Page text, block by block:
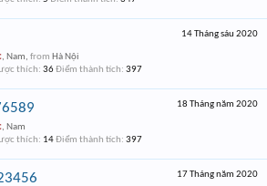
14 Tháng sáu 2020
, Nam, from Hà Nội
thích: 36Điểm thành tích: 397
18 Tháng năm 2020
, Nam
thích: 14Điểm thành tích: 397
17 Tháng năm 2020